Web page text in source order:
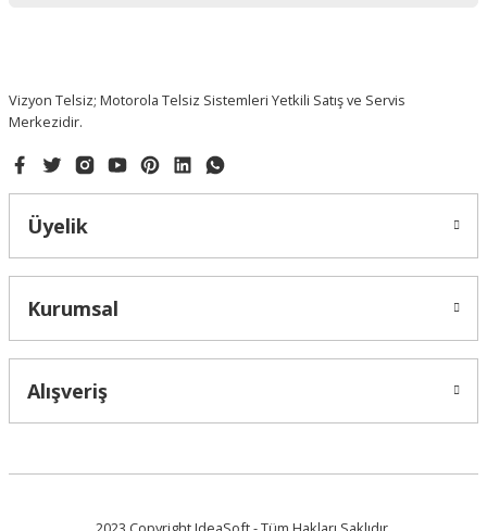
Vizyon Telsiz; Motorola Telsiz Sistemleri Yetkili Satış ve Servis
Merkezidir.
Üyelik
Kurumsal
Alışveriş